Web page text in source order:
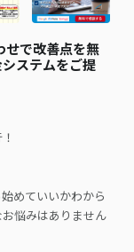
せで改善点を無
ステムをご提
めていいかわから
悩みはありません